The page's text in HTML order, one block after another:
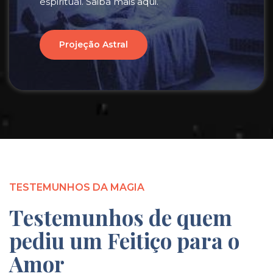
Projeção Astral
TESTEMUNHOS DA MAGIA
Testemunhos de quem
pediu um Feitiço para o
Amor